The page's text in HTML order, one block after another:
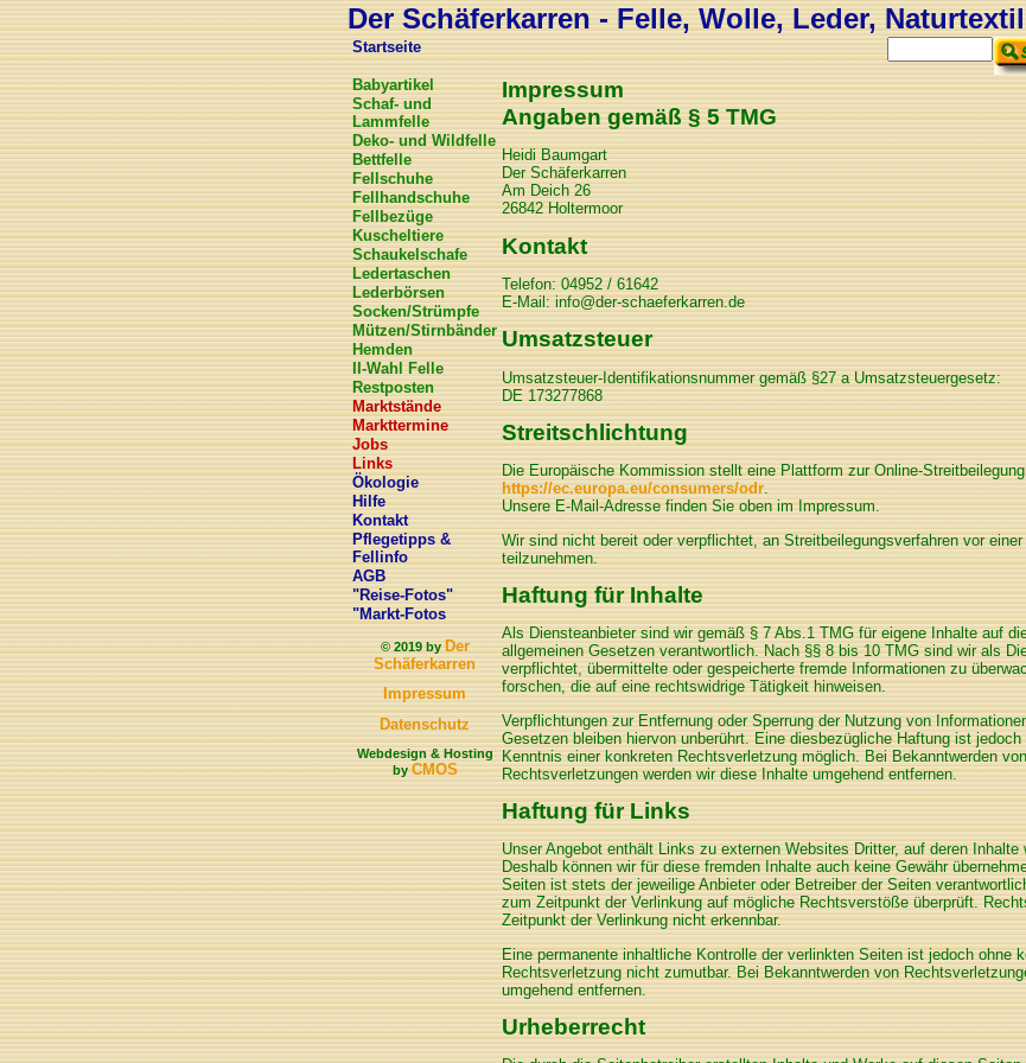
Der Schäferkarren - Felle, Wolle, Leder,
Startseite
Babyartikel
Schaf- und
Lammfelle
Deko- und Wildfelle
Bettfelle
Fellschuhe
Fellhandschuhe
Fellbezüge
Kuscheltiere
Schaukelschafe
Ledertaschen
Lederbörsen
Socken/Strümpfe
Mützen/Stirnbänder
Hemden
II-Wahl Felle
Restposten
Marktstände
Markttermine
Jobs
Links
Ökologie
Hilfe
Kontakt
Pflegetipps &
Fellinfo
AGB
"Reise-Fotos"
"Markt-Fotos
© 2019 byDer
Schäferkarren
Impressum
Datenschutz
Webdesign & Hosting
byCMOS
Impressum
Angaben gemäß § 5 TMG
Heidi Baumgart
Der Schäferkarren
Am Deich 26
26842 Holtermoor
Kontakt
Telefon: 04952 / 61642
E-Mail: info@der-schaeferkarren.de
Umsatzsteuer
Umsatzsteuer-Identifikationsnummer gemäß §27 a Umsatzsteuergesetz:
DE 173277868
Streitschlichtung
Die Europäische Kommission stellt eine Plattform zur Online-
https://ec.europa.eu/consumers/odr.
Unsere E-Mail-Adresse finden Sie oben im Impressum.
Wir sind nicht bereit oder verpflichtet, an Streitbeilegungsverfahren vor
teilzunehmen.
Haftung für Inhalte
Als Diensteanbieter sind wir gemäß § 7 Abs.1 TMG für eigene Inhalte auf
allgemeinen Gesetzen verantwortlich. Nach §§ 8 bis 10 TMG sind wir als
verpflichtet, übermittelte oder gespeicherte fremde Informationen zu
forschen, die auf eine rechtswidrige Tätigkeit hinweisen.
Verpflichtungen zur Entfernung oder Sperrung der Nutzung von
Gesetzen bleiben hiervon unberührt. Eine diesbezügliche Haftung ist
Kenntnis einer konkreten Rechtsverletzung möglich. Bei Bekanntwerden
Rechtsverletzungen werden wir diese Inhalte umgehend entfernen.
Haftung für Links
Unser Angebot enthält Links zu externen Websites Dritter, auf deren
Deshalb können wir für diese fremden Inhalte auch keine Gewähr
Seiten ist stets der jeweilige Anbieter oder Betreiber der Seiten
zum Zeitpunkt der Verlinkung auf mögliche Rechtsverstöße überprüft.
Zeitpunkt der Verlinkung nicht erkennbar.
Eine permanente inhaltliche Kontrolle der verlinkten Seiten ist jedoch ohne
Rechtsverletzung nicht zumutbar. Bei Bekanntwerden von
umgehend entfernen.
Urheberrecht